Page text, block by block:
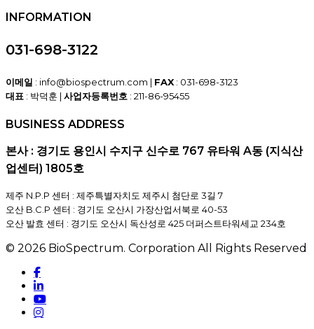
INFORMATION
031-698-3122
이메일 : info@biospectrum.com | FAX: 031-698-3123
대표 : 박덕훈 | 사업자등록번호 : 211-86-95455
BUSINESS ADDRESS
본사 : 경기도 용인시 수지구 신수로 767 유타워 A동 (지식산
업센터) 1805호
제주 N.P.P 센터 : 제주특별자치도 제주시 첨단로 3길 7
오산 B.C.P 센터 : 경기도 오산시 가장산업서북로 40-53
오산 발효 센터 : 경기도 오산시 독산성로 425 더퍼스트타워세교 234호
© 2026 BioSpectrum. Corporation All Rights Reserved
facebook
linkedin
youtube
instagram